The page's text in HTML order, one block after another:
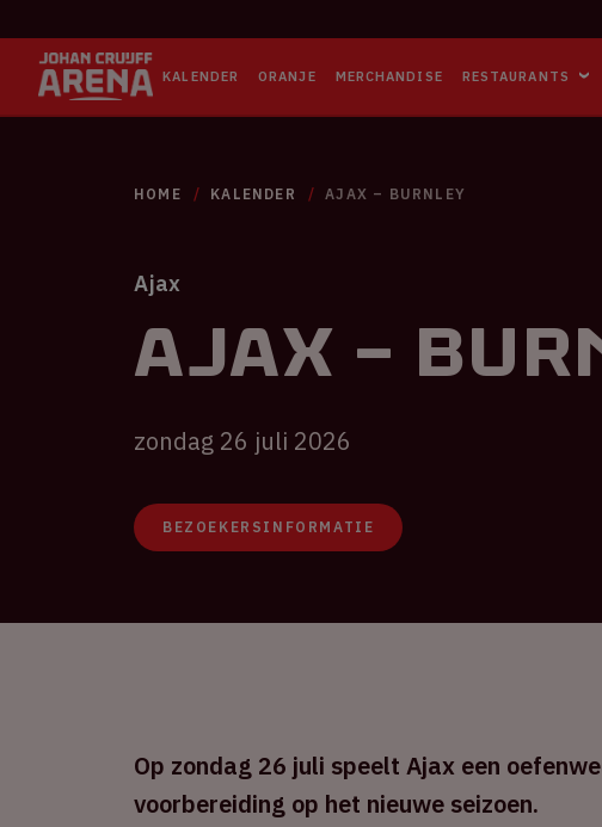
KALENDER ORANJE MERCHANDISE RESTAURANTS
HOME KALENDER AJAX – BURNLEY
Ajax
Ajax –
zondag 26 juli 2026
BEZOEKERSINFORMATIE
Op zondag 26 juli speelt Ajax een
voorbereiding op het nieuwe seizoen.